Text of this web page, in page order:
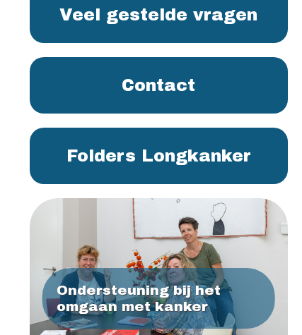
Veel gestelde vragen
Contact
Folders Longkanker
Ondersteuning bij het
omgaan met kanker